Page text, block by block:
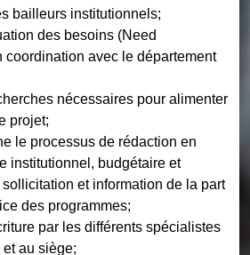
bailleurs institutionnels;
des besoins (Need
coordination avec le département
nécessaires pour alimenter
projet;
le processus de rédaction en
institutionnel, budgétaire et
et information de la part
des programmes;
par les différents spécialistes
au siège;